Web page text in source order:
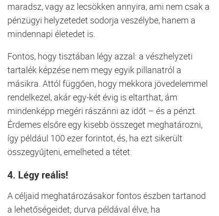
maradsz, vagy az lecsökken annyira, ami nem csak a
pénzügyi helyzetedet sodorja veszélybe, hanem a
mindennapi életedet is.
Fontos, hogy tisztában légy azzal: a vészhelyzeti
tartalék képzése nem megy egyik pillanatról a
másikra. Attól függően, hogy mekkora jövedelemmel
rendelkezel, akár egy-két évig is eltarthat, ám
mindenképp megéri rászánni az időt – és a pénzt.
Érdemes elsőre egy kisebb összeget meghatározni,
így például 100 ezer forintot, és, ha ezt sikerült
összegyűjteni, emelheted a tétet.
4. Légy reális!
A céljaid meghatározásakor fontos észben tartanod
a lehetőségeidet; durva példával élve, ha